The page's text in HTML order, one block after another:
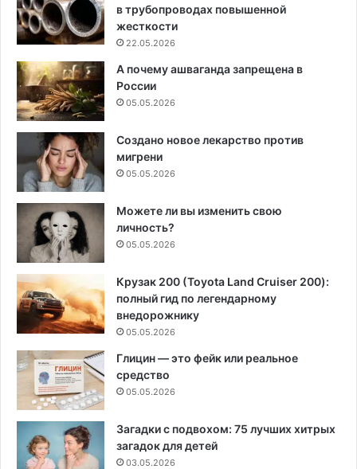
в трубопроводах повышенной
жесткости
22.05.2026
А почему ашваганда запрещена в
России
05.05.2026
Создано новое лекарство против
мигрени
05.05.2026
Можете ли вы изменить свою
личность?
05.05.2026
Крузак 200 (Toyota Land Cruiser 200):
полный гид по легендарному
внедорожнику
05.05.2026
Глицин — это фейк или реальное
средство
05.05.2026
Загадки с подвохом: 75 лучших хитрых
загадок для детей
03.05.2026